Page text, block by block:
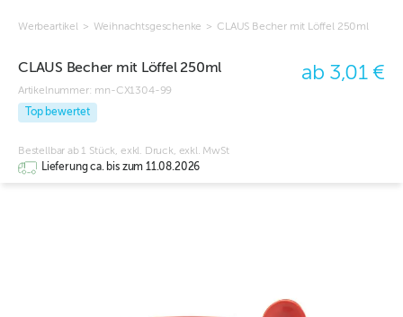
Werbeartikel > Weihnachtsgeschenke > CLAUS Becher mit Löffel 250ml
CLAUS Becher mit Löffel 250ml
Artikelnummer: mn-CX1304-99
Top bewertet
ab 3,01 €
Bestellbar ab 1 Stück, exkl. Druck, exkl. MwSt
Lieferung ca. bis zum 11.08.2026